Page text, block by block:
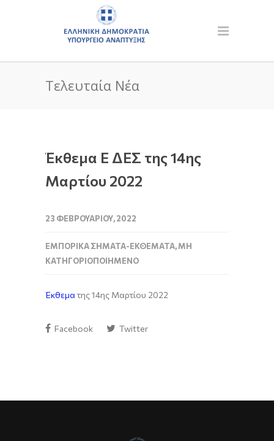
Τελευταία Νέα
Έκθεμα Ε ΔΕΣ της 14ης
Μαρτίου 2022
23 ΦΕΒΡΟΥΑΡΊΟΥ, 2022
ΕΜΠΟΡΙΚΆ ΣΉΜΑΤΑ-ΕΚΘΈΜΑΤΑ,ΜΗ
ΚΑΤΗΓΟΡΙΟΠΟΙΗΜΈΝΟ
Έκθεμα της 14ης Μαρτίου 2022
Facebook Twitter